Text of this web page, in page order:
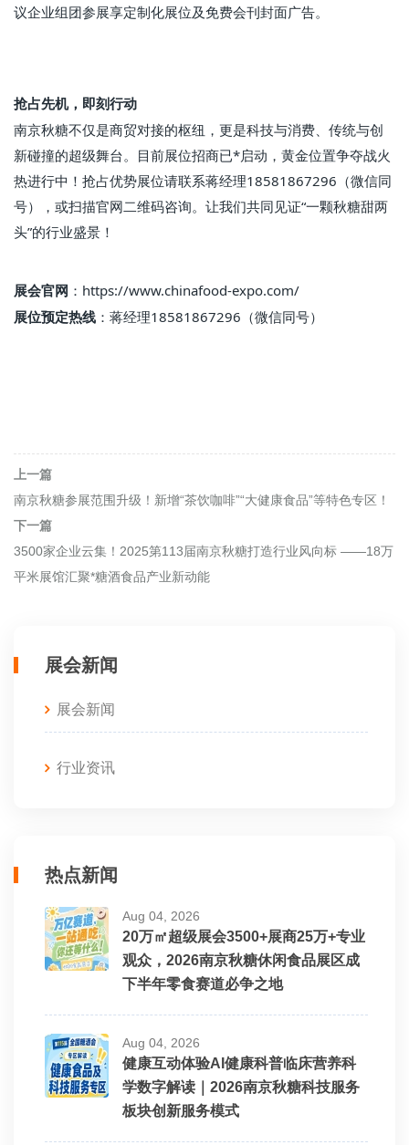
议企业组团参展享定制化展位及免费会刊封面广告。
抢占先机，即刻行动
南京秋糖不仅是商贸对接的枢纽，更是科技与消费、传统与创
新碰撞的超级舞台。目前展位招商已*启动，黄金位置争夺战火
热进行中！抢占优势展位请联系蒋经理18581867296（微信同
号），或扫描官网二维码咨询。让我们共同见证“一颗秋糖甜两
头”的行业盛景！
展会官网 ：https://www.chinafood-expo.com/
展位预定热线 ：蒋经理18581867296（微信同号）
上一篇
南京秋糖参展范围升级！新增“茶饮咖啡”“大健康食品”等特色专区！
下一篇
3500家企业云集！2025第113届南京秋糖打造行业风向标 ——18万
平米展馆汇聚*糖酒食品产业新动能
展会新闻
展会新闻
行业资讯
热点新闻
Aug 04, 2026
20万㎡超级展会3500+展商25万+专业
观众，2026南京秋糖休闲食品展区成
下半年零食赛道必争之地
Aug 04, 2026
健康互动体验AI健康科普临床营养科
学数字解读｜2026南京秋糖科技服务
板块创新服务模式